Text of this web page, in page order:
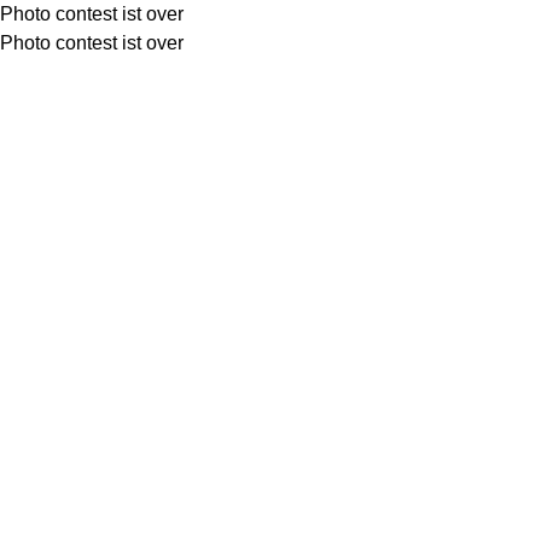
Photo contest ist over
Photo contest ist over